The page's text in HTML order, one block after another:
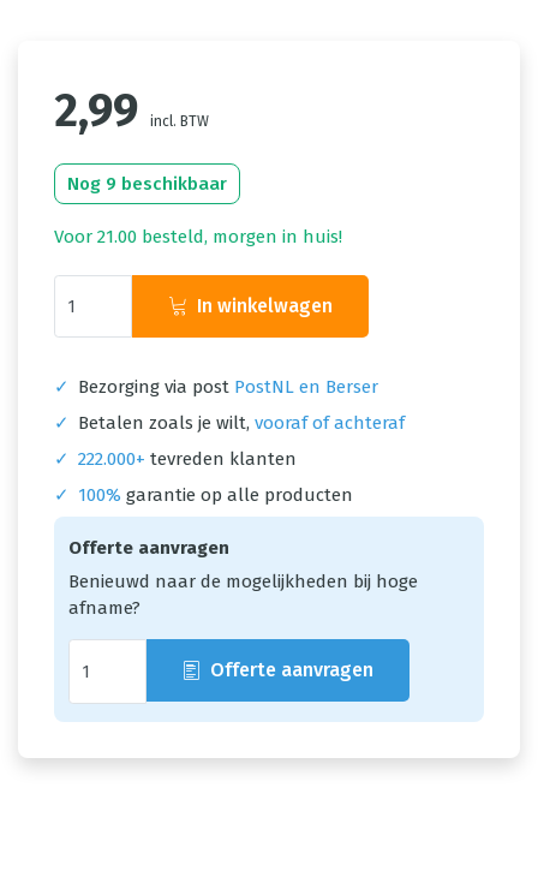
2,99 incl. BTW
Nog 9 beschikbaar
Voor 21.00 besteld, morgen in huis!
In winkelwagen
✓ Bezorging via post PostNL en Berser
✓
Betalen zoals je wilt, vooraf of achteraf
✓ 222.000+ tevreden klanten
✓
100% garantie op alle producten
Offerte aanvragen
Benieuwd naar de mogelijkheden bij hoge
afname?
Offerte aanvragen